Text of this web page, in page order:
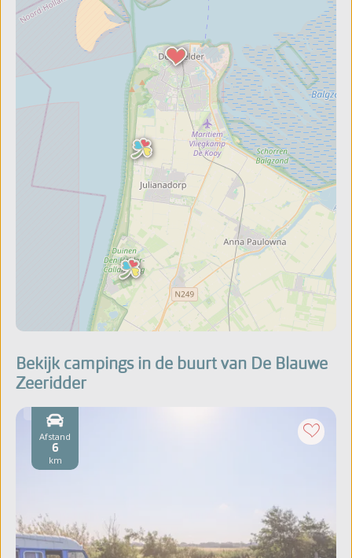
Bekijk campings in de buurt van De Blauwe
Zeeridder
Afstand
6
km